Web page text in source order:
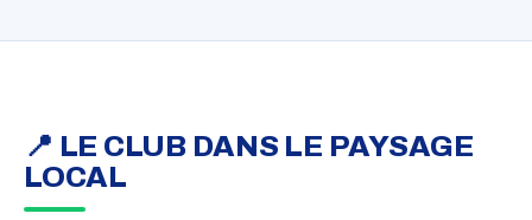
📍 LE CLUB DANS LE PAYSAGE
LOCAL